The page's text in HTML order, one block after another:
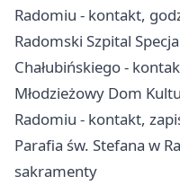
Radomiu - kontakt,
Radomski Szpital
Chałubińskiego -
Młodzieżowy Dom
Radomiu - kontakt,
Parafia św. Stefana w
sakramenty